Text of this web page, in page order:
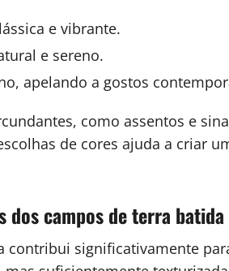
e vibrante.
e sereno.
apelando a gostos
como assentos e
de cores ajuda a criar
campos de terra batida
contribui significativamente